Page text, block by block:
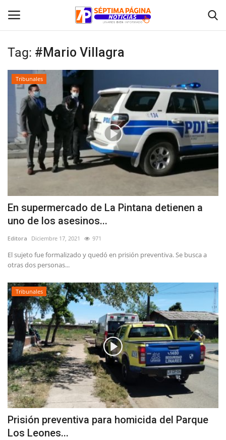
Inicio
Crónica
Policial
Tribunales
Deporte
Política
Espectáculos
Tag: #Mario Villagra
Tribunales
En supermercado de La Pintana detienen a
uno de los asesinos...
Editora Diciembre 17, 2021 971
El sujeto fue formalizado y quedó en prisión preventiva. Se busca a
otras dos personas...
Tribunales
Prisión preventiva para homicida del Parque
Los Leones...